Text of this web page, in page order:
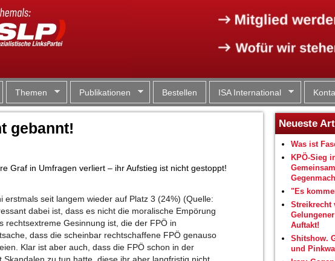
Themen Publikationen Bestellen ISA International
gebannt!
Graf in Umfragen verliert – ihr Aufstieg ist nicht gestoppt!
erstmals seit langem wieder auf Platz 3 (24%) (Quelle:
dabei ist, dass es nicht die moralische Empörung
rechtsextreme Gesinnung ist, die der FPÖ in
dass die scheinbar rechtschaffene FPÖ genauso
Klar ist aber auch, dass die FPÖ schon in der
Neueste
Was ist
KPÖ-Sieg
"Es
Streikrecht
Auftakt!
Shitshow.
und